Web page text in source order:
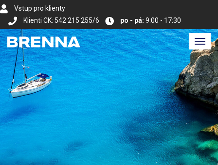
Vstup pro klienty
Klienti CK: 542 215 255/6
po - pá: 9:00 - 17:30